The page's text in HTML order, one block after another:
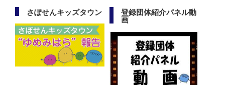
さぽせんキッズタウン
登録団体紹介パネル動
画